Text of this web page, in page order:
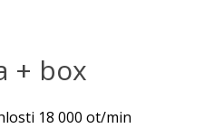
+ box
18 000 ot/min